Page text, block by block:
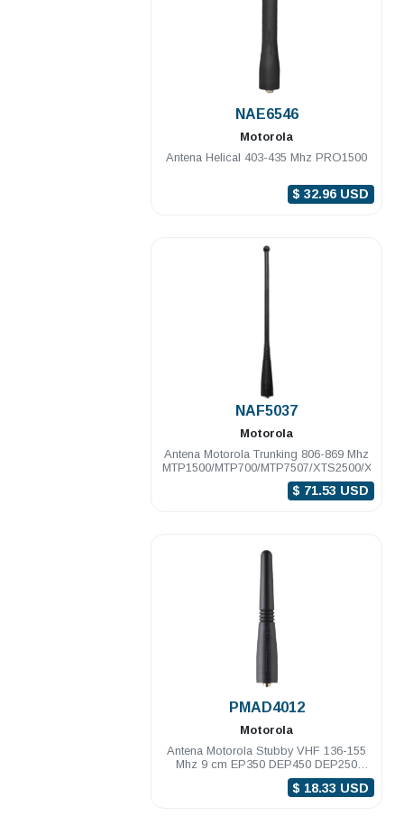
NAE6546
Motorola
Antena Helical 403-435 Mhz PRO1500
$ 32.96 USD
NAF5037
Motorola
Antena Motorola Trunking 806-869 Mhz
MTP1500/MTP700/MTP7507/XTS2500/
$ 71.53 USD
PMAD4012
Motorola
Antena Motorola Stubby VHF 136-155
Mhz 9 cm EP350 DEP450 DEP250
PRO5150/7150
$ 18.33 USD